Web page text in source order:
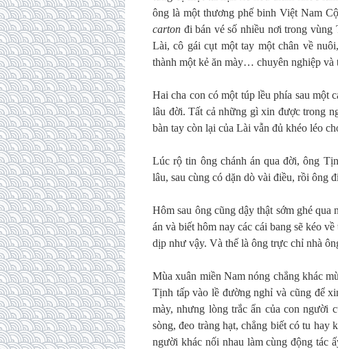
ông là một thương phế binh Việt Nam
carton đi bán vé số nhiều nơi trong
Lài, cô gái cụt một tay một chân về
thành một kẻ ăn mày… chuyên nghiệp và
Hai cha con có một túp lều phía sau
lâu đời. Tất cả những gì xin được trong
bàn tay còn lại của Lài vẫn đủ khéo léo
Lúc rộ tin ông chánh án qua đời, ông
lâu, sau cùng có dặn dò vài điều, rồi ông
Hôm sau ông cũng dậy thật sớm ghé qua
án và biết hôm nay các cái bang sẽ kéo
dịp như vậy. Và thế là ông trực chỉ nhà
Mùa xuân miền Nam nóng chẳng khác
Tịnh tấp vào lề đường nghỉ và cũng để
mày, nhưng lòng trắc ẩn của con người
sòng, đeo tràng hạt, chẳng biết có tu hay
người khác nối nhau làm cùng động tác